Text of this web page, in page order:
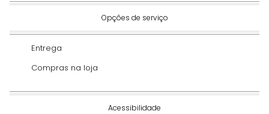
Opções de serviço
Entrega
Compras na loja
Acessibilidade